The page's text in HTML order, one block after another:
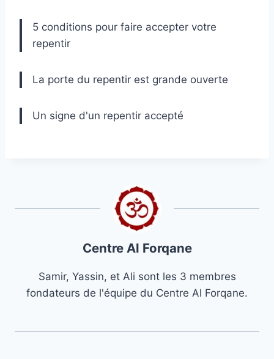
5 conditions pour faire accepter votre
repentir
La porte du repentir est grande ouverte
Un signe d'un repentir accepté
Centre Al Forqane
Samir, Yassin, et Ali sont les 3 membres
fondateurs de l'équipe du Centre Al Forqane.